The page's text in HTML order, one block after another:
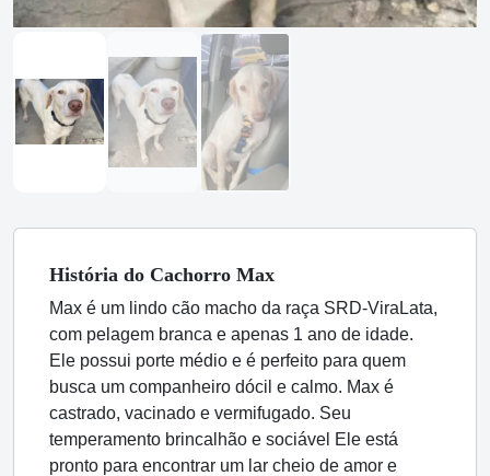
História do Cachorro Max
Max é um lindo cão macho da raça SRD-ViraLata,
com pelagem branca e apenas 1 ano de idade.
Ele possui porte médio e é perfeito para quem
busca um companheiro dócil e calmo. Max é
castrado, vacinado e vermifugado. Seu
temperamento brincalhão e sociável Ele está
pronto para encontrar um lar cheio de amor e